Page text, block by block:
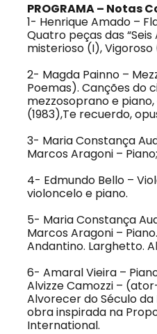
PROGRAMA – Notas
1- Henrique Amado –
Quatro peças das
misterioso (I),
2- Magda Painno –
Poemas). Canções do
mezzosoprano e
(1983),Te recuerdo,
3- Maria Constança
Marcos Aragoni –
4- Edmundo Bello –
violoncelo e piano.
5- Maria Constança
Marcos Aragoni –
Andantino. Larghetto.
6- Amaral Vieira –
Alvizze Camozzi –
Alvorecer do Século da
obra inspirada na
International.